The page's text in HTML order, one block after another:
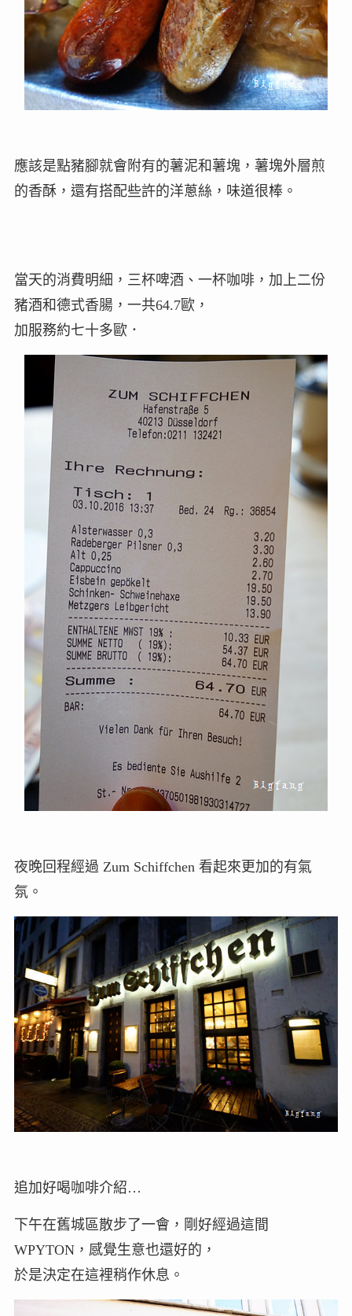
應該是點豬腳就會附有的薯泥和薯塊，薯塊外層煎
的香酥，還有搭配些許的洋蔥絲，味道很棒。
當天的消費明細，三杯啤酒、一杯咖啡，加上二份
豬酒和德式香腸，一共64.7歐，
加服務約七十多歐．
夜晚回程經過 Zum Schiffchen 看起來更加的有氣
氛。
追加好喝咖啡介紹…
下午在舊城區散步了一會，剛好經過這間
WPYTON，感覺生意也還好的，
於是決定在這裡稍作休息。